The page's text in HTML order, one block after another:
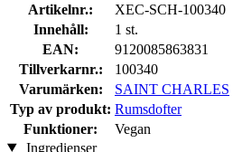
Artikelnr.:
XEC-SCH-100340
Innehåll:
1 st.
EAN:
9120085863831
Tillverkarnr.:
100340
Varumärken:
SAINT CHARLES
Typ av produkt: Rumsdofter
Funktioner:
Vegan
Ingredienser